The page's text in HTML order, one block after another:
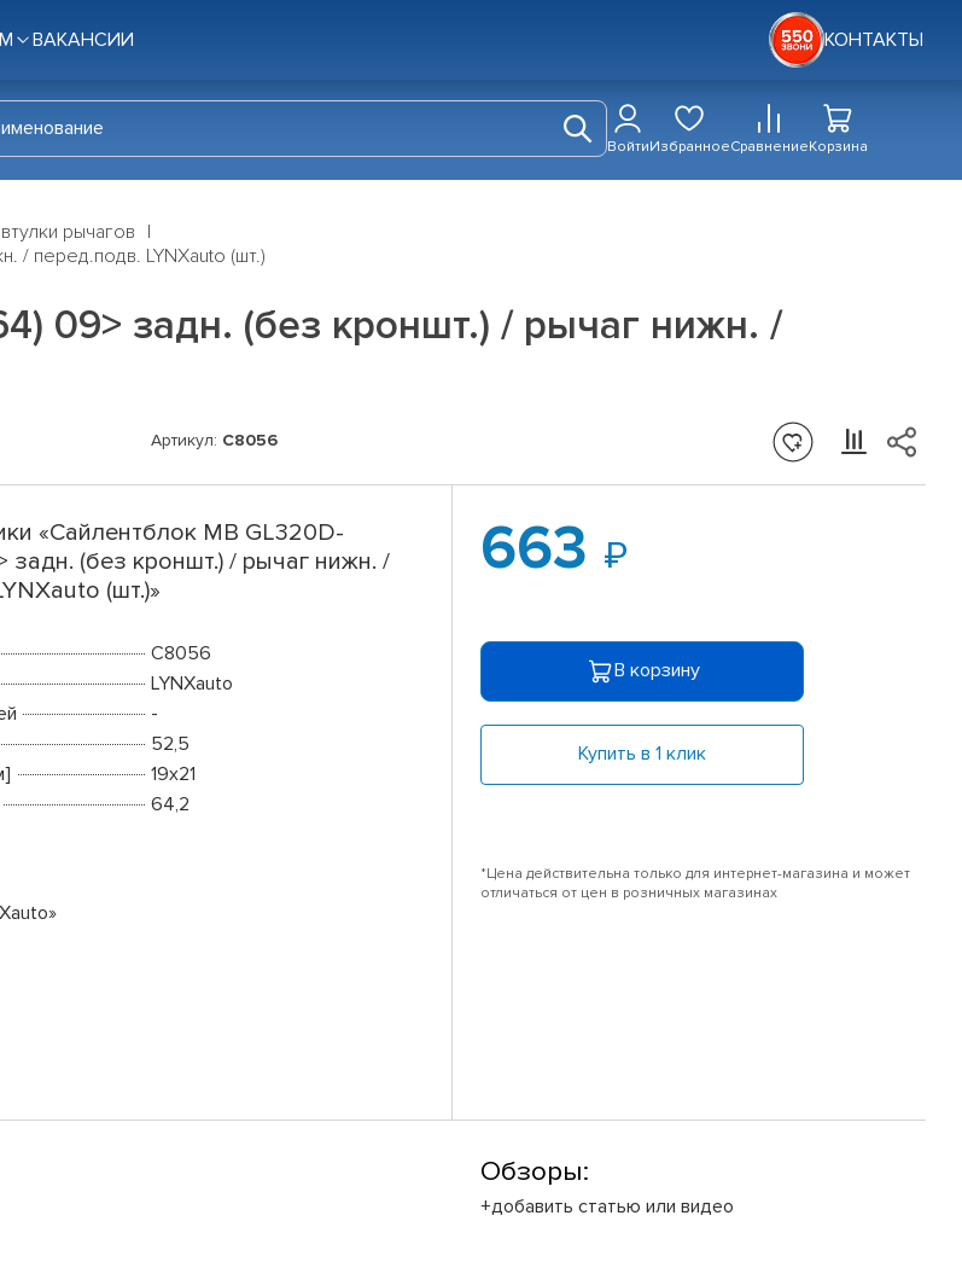
ВАКАНСИИ КОНТАКТЫ
ВойтиИзбранноеСравнениеКорзина
рычагов
/ перед.подв. LYNXauto (шт.)
09> задн. (без кроншт.) / рычаг нижн. /
Артикул: C8056
«Сайлентблок MB GL320D-
задн. (без кроншт.) / рычаг нижн. /
(шт.)»
C8056
LYNXauto
-
52,5
19x21
64,2
663
В корзину
Купить в 1 клик
*Цена действительна только для интернет-магазина и может
отличаться от цен в розничных магазинах
Обзоры:
+добавить статью или видео